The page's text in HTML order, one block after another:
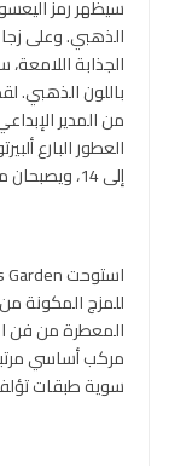
سيظهر رمز
الجذابة
باللون الذهبي.
إلى 14، ويصبحان متاحين اعتبارًا من 1 أبريل 2022.
للمزج المكونة
المعطرة من فن
سوية طبقات